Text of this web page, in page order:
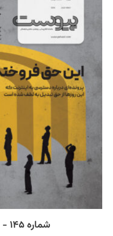
شماره ۱۴۵ - خرداد ۱۴۰۵